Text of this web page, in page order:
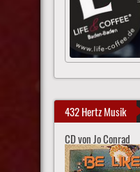
432 Hertz Musik
CD von Jo Conrad